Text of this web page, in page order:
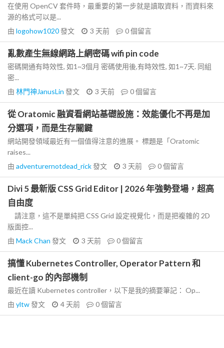
在使用 OpenCV 套件時，最重要的第一步就是讀取資料，而資料來
源的格式可以是...
由 logohow1020發文 3 天前 0個留言
亂數產生無線網路上網密碼 wifi pin code
密碼開通有時效性, 如1~3個月 密碼使用後,有時效性, 如1~7天. 同組
密...
由 林門神JanusLin 發文 3 天前 0個留言
從 Oratomic 融資看網站基礎設施：效能優化不再是加
分選項，而是生存關鍵
網站開發領域最近有一個值得注意的進展。 標題是「Oratomic
raises...
由 adventurernotdead_rick發文 3 天前 0個留言
Divi 5 最新版 CSS Grid Editor | 2026 年強勢登場，超高
自由度
請注意，這不是單純把 CSS Grid 設定視覺化，而是把複雜的 2D
版面控...
由 Mack Chan 發文 3 天前 0個留言
搞懂 Kubernetes Controller, Operator Pattern 和
client-go 的內部機制
最近在讀 Kubernetes controller，以下是我的摘要筆記： Op...
由 yltw發文 4 天前 0個留言